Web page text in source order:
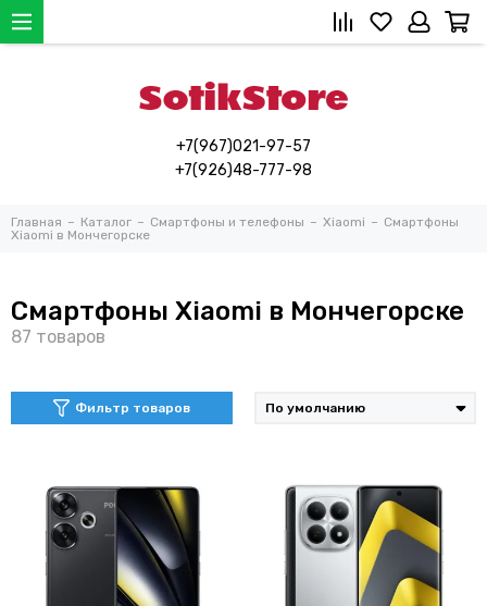
+7(967)021-97-57
+7(926)48-777-98
Главная Каталог Смартфоны и телефоны Xiaomi
Смартфоны
Xiaomi в Мончегорске
Смартфоны Xiaomi в Мончегорске
Фильтр товаров